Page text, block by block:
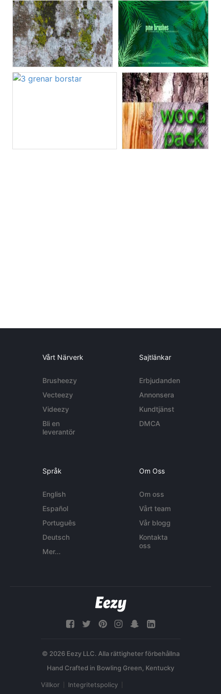
Vårt Närverk
Brusheezy
Vecteezy
Videezy
Bli en
leverantör
Sajtlänkar
Erbjudanden
Annonsera
Kundtjänst
DMCA
Språk
English
Español
Português
Deutsch
Mer...
Om Oss
Om oss
Vårt team
Vår blogg
Kontakta
oss
© 2026 Eezy LLC. Alla rättigheter förbehållna
Villkor Integritetspolicy